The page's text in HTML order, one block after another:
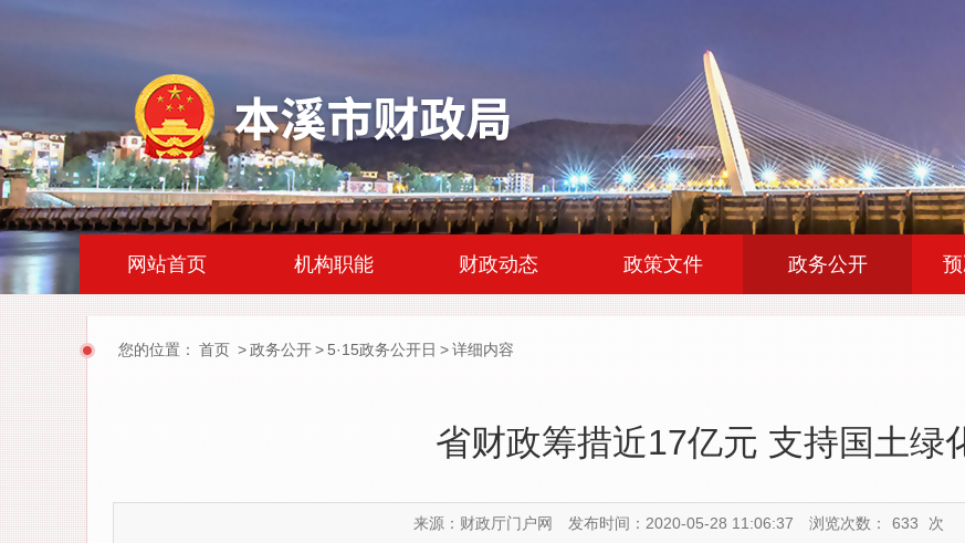
网站首页 机构职能 财政动态 政策文件 政务公开
您的位置： 首页 >政务公开> 5·15政务公开日 >详细内容
省财政筹措近17亿元 支持国土绿
来源：财政厅门户网 发布时间：2020-05-28 11:06:37 浏览次数： 633 次